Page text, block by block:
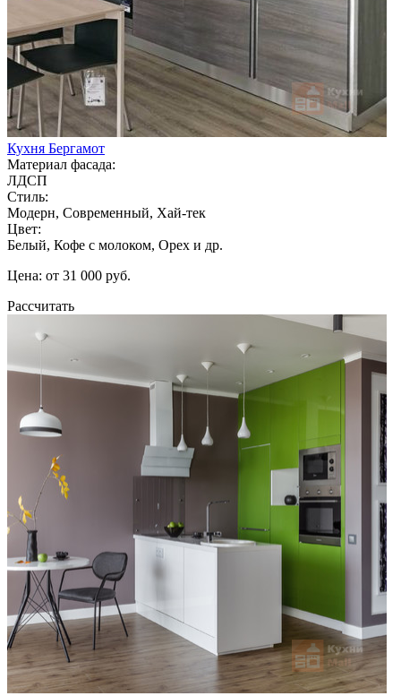
Кухня Бергамот
Материал фасада:
ЛДСП
Стиль:
Модерн, Современный, Хай-тек
Цвет:
Белый, Кофе с молоком, Орех и др.
Цена: от 31 000 руб.
Рассчитать